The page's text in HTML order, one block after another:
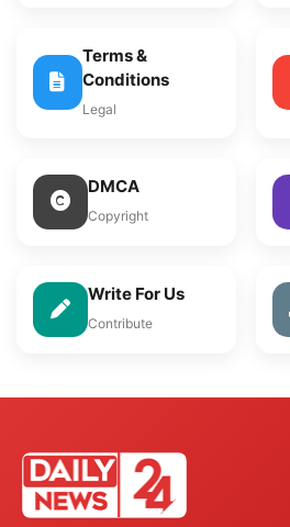
Terms &
Conditions
Legal
DMCA
Copyright
Write For Us
Contribute